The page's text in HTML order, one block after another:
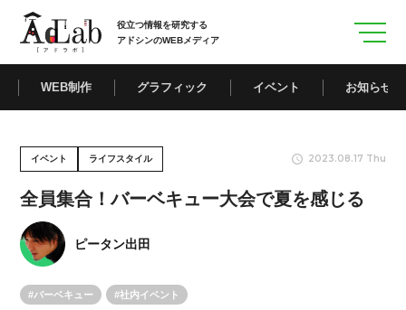
役立つ情報を研究する
アドシンのWEBメディア
WEB制作 グラフィック イベント お知らせ
イベント ライフスタイル 2023.08.17 Thu
全員集合！バーベキュー大会で夏を感じる
ピータン出田
バーベキュー 社内イベント